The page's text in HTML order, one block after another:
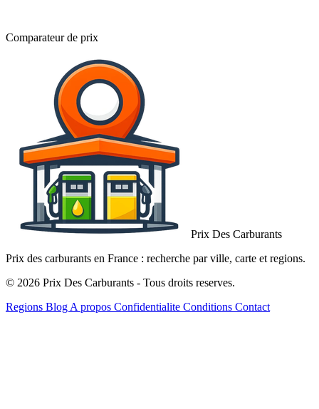
Comparateur de prix
Prix Des Carburants
Prix des carburants en France : recherche par ville, carte et regions.
© 2026 Prix Des Carburants - Tous droits reserves.
Regions Blog A propos Confidentialite Conditions Contact